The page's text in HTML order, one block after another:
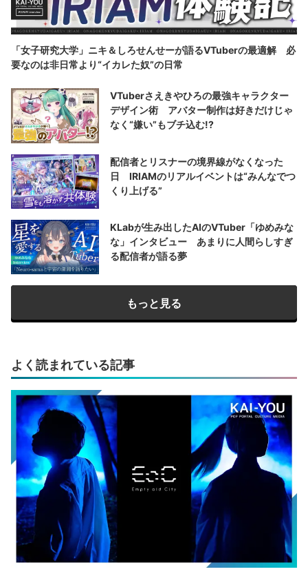
「女子研究大学」ニキ＆しろせんせーが語るVTuberの最適解 必
要なのは非日常より“イカレた奴”の日常
VTuberさえきやひろの最強キャラクター
デザイン術 アバター制作は好きだけじゃ
なく“嫌い”もブチ込む!?
配信者とリスナーの境界線がなくなった
日 IRIAMのリアルイベントは“みんなでつ
くり上げる”
KLabが生み出したAIのVTuber「ゆめみな
な」インタビュー あまりに人間らしすぎ
る配信者が語る夢
もっと見る
よく読まれている記事